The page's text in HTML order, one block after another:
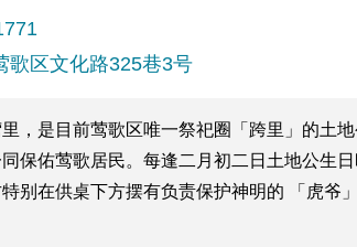
歌区文化路325巷3号
，是目前莺歌区唯一祭祀圈「跨里」的土
保佑莺歌居民。每逢二月初二日土地公生
别在供桌下方摆有负责保护神明的 「虎爷